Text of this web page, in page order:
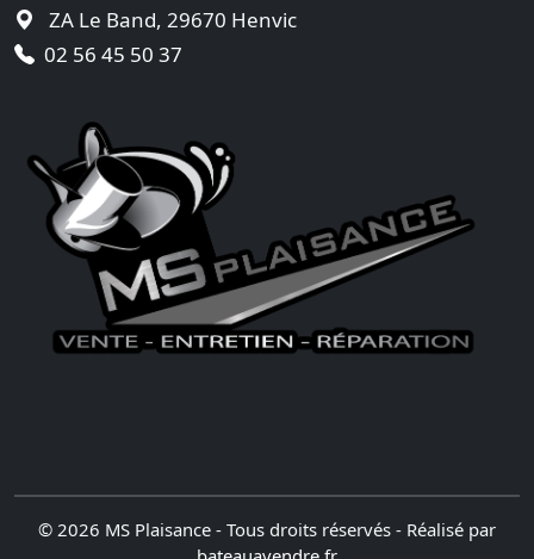
ZA Le Band, 29670 Henvic
02 56 45 50 37
© 2026 MS Plaisance - Tous droits réservés - Réalisé par